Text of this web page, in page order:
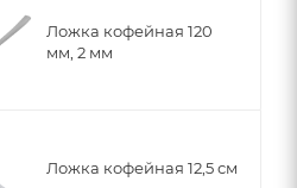
Ложка кофейная 120
мм, 2 мм
Ложка кофейная 12,5 см